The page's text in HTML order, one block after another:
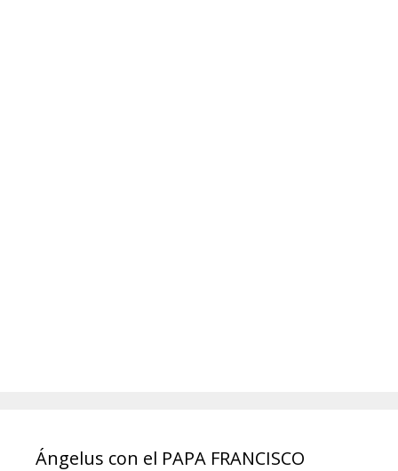
Ángelus con el PAPA FRANCISCO